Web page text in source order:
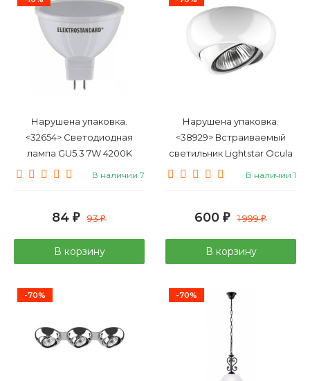
Нарушена упаковка.
<32654> Светодиодная
лампа GU5.3 7W 4200K
(белый) JCDR
В наличии 7
84 ₽ 93₽
В корзину
Нарушена упаковка.
<38929> Встраиваемый
светильник Lightstar Ocula
11816
В наличии 1
600 ₽ 1 999₽
В корзину
-70% -70%